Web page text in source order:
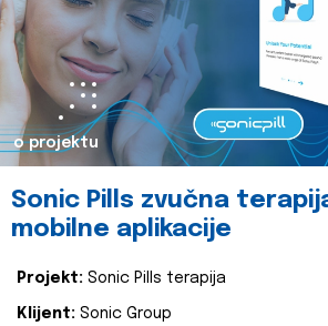
o projektu
Sonic Pills zvučna
mobilne aplikacije
Projekt: Sonic Pills terapija
Klijent: Sonic Group